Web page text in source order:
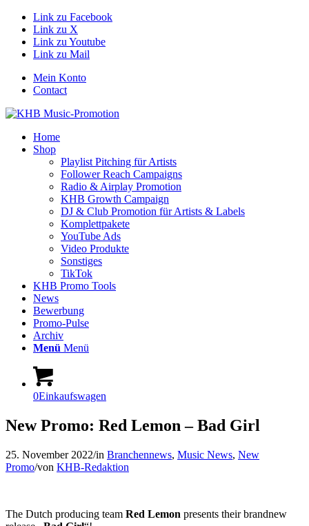
Link zu Facebook
Link zu X
Link zu Youtube
Link zu Mail
Mein Konto
Contact
Home
Shop
Playlist Pitching für Artists
Follower Reach Campaigns
Radio & Airplay Promotion
KHB Growth Campaign
DJ & Club Promotion für Artists & Labels
Komplettpakete
YouTube Ads
Video Produkte
Sonstiges
TikTok
KHB Promo Tools
News
Bewerbung
Promo-Pulse
Archiv
Menü Menü
0Einkaufswagen
New Promo: Red Lemon – Bad Girl
25. November 2022/in Branchennews, Music News, New
Promo/von KHB-Redaktion
The Dutch producing team Red Lemon presents their brandnew